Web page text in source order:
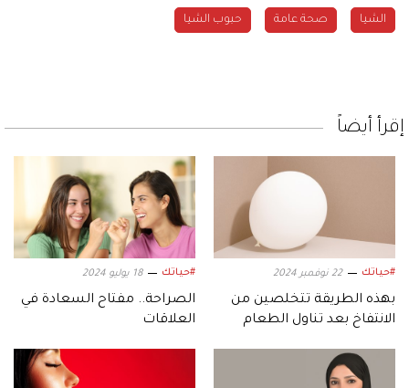
الشيا صحة عامة حبوب الشيا
إقرأ أيضاً
#حياتك 22 نوفمبر 2024
بهذه الطريقة تتخلصين من
الانتفاخ بعد تناول الطعام
#حياتك 18 يوليو 2024
الصراحة.. مفتاح السعادة في
العلاقات